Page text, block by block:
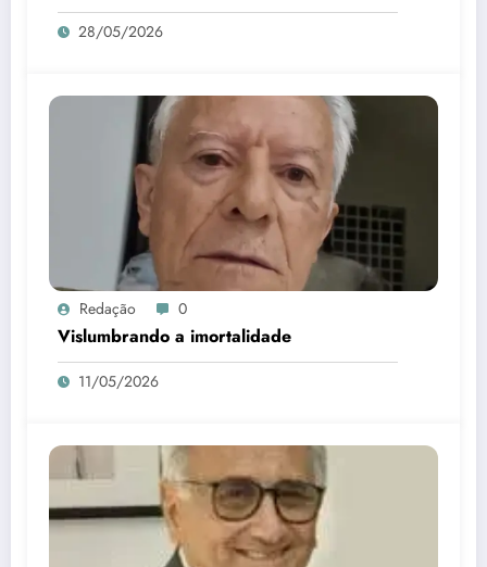
28/05/2026
Redação 0
Vislumbrando a imortalidade
11/05/2026